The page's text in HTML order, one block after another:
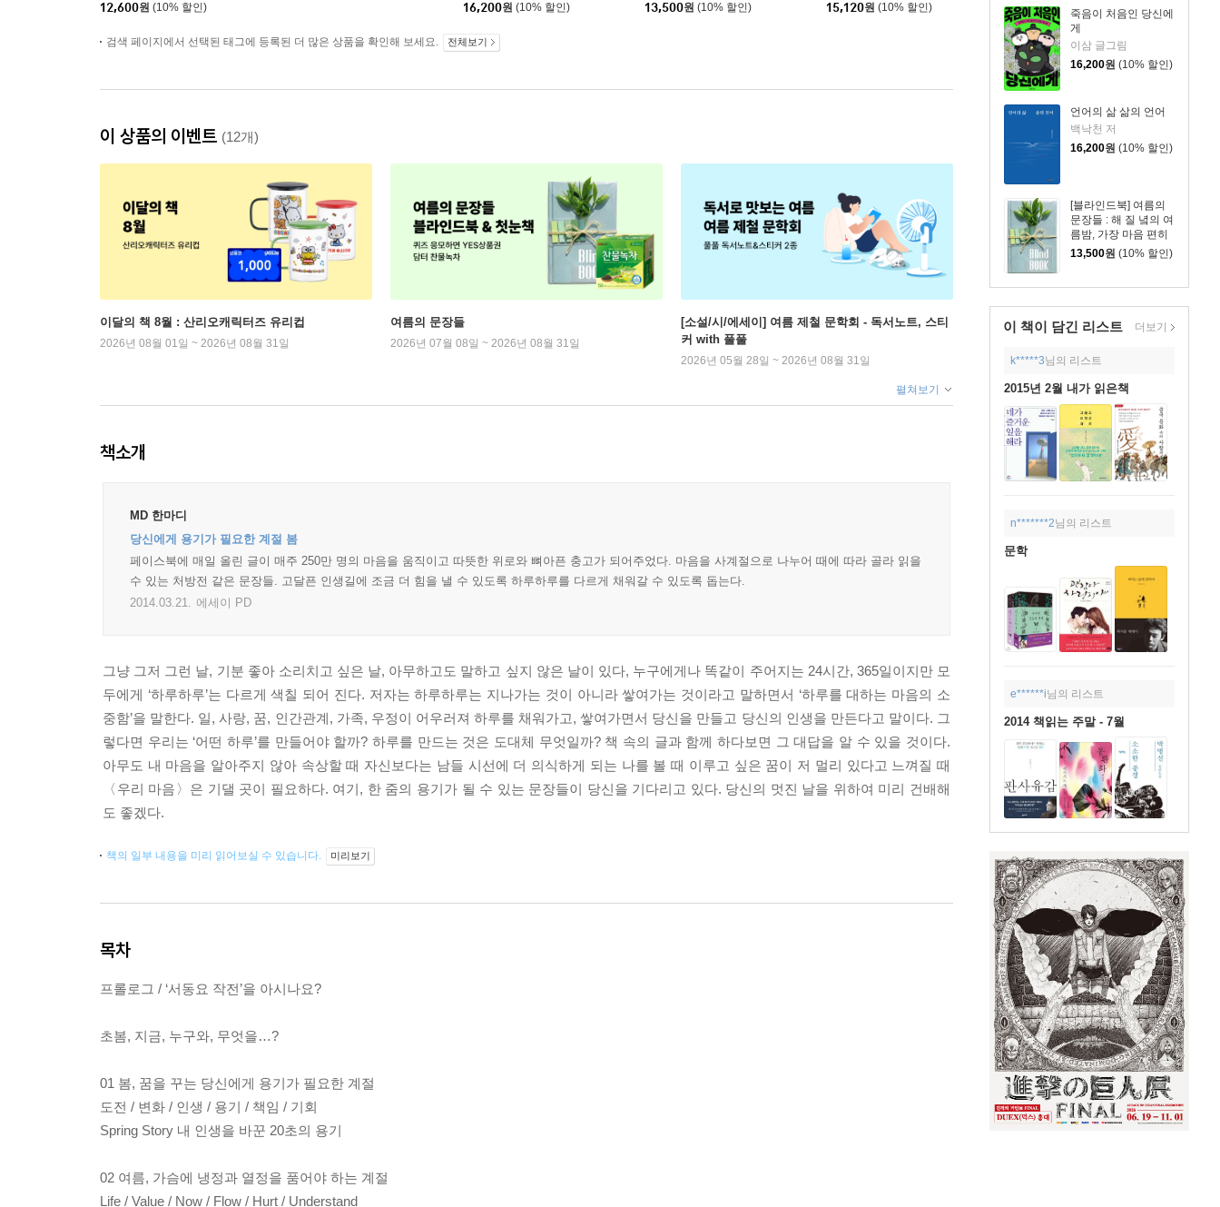
죽음이 처음인 당신에
게
이삼 글그림
16,200원 (10% 할인)
언어의 삶 삶의 언어
백낙천 저
16,200원 (10% 할인)
[블라인드북] 여름의
문장들 : 해 질 녘의 여
름밤, 가장 마음 편히
걷고 자유로웠기에,
13,500원 (10% 할인)
이 책이 담긴 리스트 더보기
k*****3님의 리스트
2015년 2월 내가 읽은책
n*******2님의 리스트
문학
e******i님의 리스트
2014 책읽는 주말 - 7월
12,600원 (10% 할인)
16,200원 (10% 할인)
13,500원 (10% 할인)
15,120원 (10% 할인)
검색 페이지에서 선택된 태그에 등록된 더 많은 상품을 확인해 보세요. 전체보기
이 상품의 이벤트 (12개)
이달의 책 8월 : 산리오캐릭터즈 유리컵
2026년 08월 01일 ~ 2026년 08월 31일
여름의 문장들
2026년 07월 08일 ~ 2026년 08월 31일
[소설/시/에세이] 여름 제철 문학회 - 독서노트, 스티
커 with 풀풀
2026년 05월 28일 ~ 2026년 08월 31일
펼쳐보기
책소개
MD 한마디
당신에게 용기가 필요한 계절 봄
페이스북에 매일 올린 글이 매주 250만 명의 마음을 움직이고 따뜻한 위로와 뼈아픈 충고가 되어주었다. 마음을 사계절으로 나누어 때에 따라 골라 읽을
수 있는 처방전 같은 문장들. 고달픈 인생길에 조금 더 힘을 낼 수 있도록 하루하루를 다르게 채워갈 수 있도록 돕는다.
2014.03.21. 에세이 PD
그냥 그저 그런 날, 기분 좋아 소리치고 싶은 날, 아무하고도 말하고 싶지 않은 날이 있다, 누구에게나 똑같이 주어지는 24시간, 365일이지만 모
두에게 ‘하루하루’는 다르게 색칠 되어 진다. 저자는 하루하루는 지나가는 것이 아니라 쌓여가는 것이라고 말하면서 ‘하루를 대하는 마음의 소
중함’을 말한다. 일, 사랑, 꿈, 인간관계, 가족, 우정이 어우러져 하루를 채워가고, 쌓여가면서 당신을 만들고 당신의 인생을 만든다고 말이다. 그
렇다면 우리는 ‘어떤 하루’를 만들어야 할까? 하루를 만드는 것은 도대체 무엇일까? 책 속의 글과 함께 하다보면 그 대답을 알 수 있을 것이다.
아무도 내 마음을 알아주지 않아 속상할 때 자신보다는 남들 시선에 더 의식하게 되는 나를 볼 때 이루고 싶은 꿈이 저 멀리 있다고 느껴질 때
〈우리 마음〉은 기댈 곳이 필요하다. 여기, 한 줌의 용기가 될 수 있는 문장들이 당신을 기다리고 있다. 당신의 멋진 날을 위하여 미리 건배해
도 좋겠다.
책의 일부 내용을 미리 읽어보실 수 있습니다. 미리보기
목차
프롤로그 / ‘서동요 작전’을 아시나요?
초봄, 지금, 누구와, 무엇을…?
01 봄, 꿈을 꾸는 당신에게 용기가 필요한 계절
도전 / 변화 / 인생 / 용기 / 책임 / 기회
Spring Story 내 인생을 바꾼 20초의 용기
02 여름, 가슴에 냉정과 열정을 품어야 하는 계절
Life / Value / Now / Flow / Hurt / Understand